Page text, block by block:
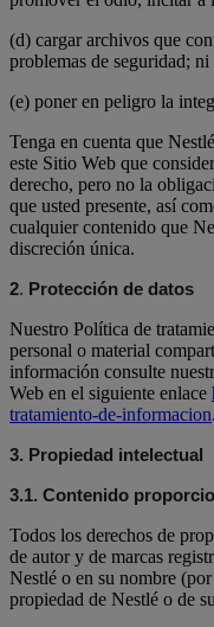
(d) cargar archivos que
problemas de seguridad; ni
(e) poner en peligro la
Tenga en cuenta que
este Sitio Web que
derecho, pero no la
que usted presente, así
cualquier contenido que
discreción única.
2. Protección de datos
Nuestro Política de
personal o material
información consulte
Web en el siguiente enlace
tratamiento-de-informacion.
3. Propiedad intelectual
3.1. Contenido
Todos los derechos de
de autor y de marcas
Nestlé o en su nombre
propiedad de Nestlé o de